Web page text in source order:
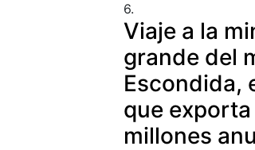
6.
Viaje a la
grande del
Escondida,
que
millones